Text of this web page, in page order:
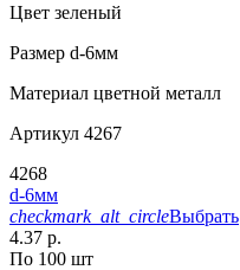
Цвет зеленый
Размер d-6мм
Материал цветной металл
Артикул 4267
4268
d-6мм
checkmark_alt_circleВыбрать
4.37 р.
По 100 шт